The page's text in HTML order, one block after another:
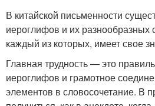
В китайской письменности
иероглифов и их разнообразных
каждый из которых, имеет свое
Главная трудность — это
иероглифов и грамотное
элементов в словосочетание. В